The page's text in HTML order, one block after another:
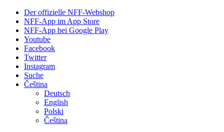
Der offizielle NFF-Webshop
NFF-App im App Store
NFF-App bei Google Play
Youtube
Facebook
Twitter
Instagram
Suche
Čeština
Deutsch
English
Polski
Čeština